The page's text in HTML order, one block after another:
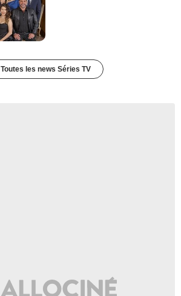
Toutes les news Séries TV